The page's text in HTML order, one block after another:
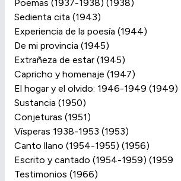
Poemas (1937-1938) (1938)
Sedienta cita (1943)
Experiencia de la poesía (1944)
De mi provincia (1945)
Extrañeza de estar (1945)
Capricho y homenaje (1947)
El hogar y el olvido: 1946-1949 (1949)
Sustancia (1950)
Conjeturas (1951)
Vísperas 1938-1953 (1953)
Canto llano (1954-1955) (1956)
Escrito y cantado (1954-1959) (1959
Testimonios (1966)